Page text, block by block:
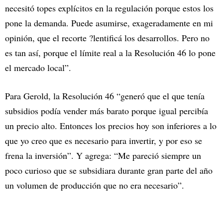
necesitó topes explícitos en la regulación porque estos los
pone la demanda. Puede asumirse, exageradamente en mi
opinión, que el recorte ?lentificá los desarrollos. Pero no
es tan así, porque el límite real a la Resolución 46 lo pone
el mercado local”.
Para Gerold, la Resolución 46 “generó que el que tenía
subsidios podía vender más barato porque igual percibía
un precio alto. Entonces los precios hoy son inferiores a lo
que yo creo que es necesario para invertir, y por eso se
frena la inversión”. Y agrega: “Me pareció siempre un
poco curioso que se subsidiara durante gran parte del año
un volumen de producción que no era necesario”.